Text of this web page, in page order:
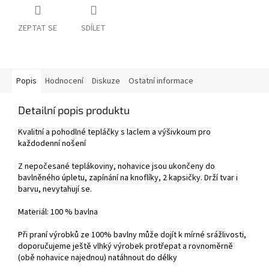
ZEPTAT SE SDÍLET
Popis Hodnocení Diskuze Ostatní informace
Detailní popis produktu
Kvalitní a pohodlné tepláčky s laclem a výšivkoum pro
každodenní nošení
Z nepočesané teplákoviny, nohavice jsou ukončeny do
bavlněného úpletu, zapínání na knoflíky, 2 kapsičky. Drží tvar i
barvu, nevytahují se.
Materiál: 100 % bavlna
Při praní výrobků ze 100% bavlny může dojít k mírné srážlivosti,
doporučujeme ještě vlhký výrobek protřepat a rovnoměrně
(obě nohavice najednou) natáhnout do délky